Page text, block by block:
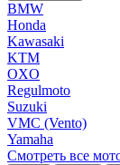
BMW
Honda
Kawasaki
KTM
OXO
Regulmoto
Suzuki
VMC (Vento)
Yamaha
Смотреть все